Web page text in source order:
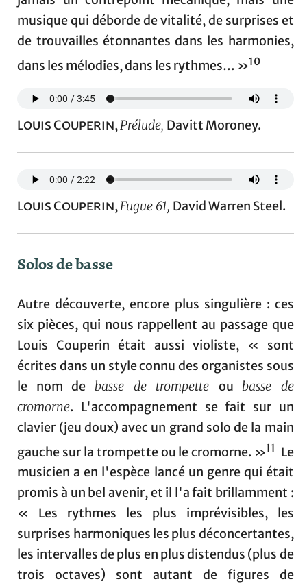
musique qui déborde de vitalité, de surprises et
de trouvailles étonnantes dans les harmonies,
dans les mélodies, dans les rythmes… »10
Louis Couperin,Prélude, Davitt Moroney.
Louis Couperin,Fugue 61, David Warren Steel.
Solos de basse
Autre découverte, encore plus singulière : ces
six pièces, qui nous rappellent au passage que
Louis Couperin était aussi violiste, « sont
écrites dans un style connu des organistes sous
le nom de basse de trompette oubasse de
cromorne. L'accompagnement se fait sur un
clavier (jeu doux) avec un grand solo de la main
gauche sur la trompette ou le cromorne. »11
Le
musicien a en l'espèce lancé un genre qui était
promis à un bel avenir, et il l'a fait brillamment :
« Les rythmes les plus imprévisibles, les
surprises harmoniques les plus déconcertantes,
les intervalles de plus en plus distendus (plus de
trois octaves) sont autant de figures de